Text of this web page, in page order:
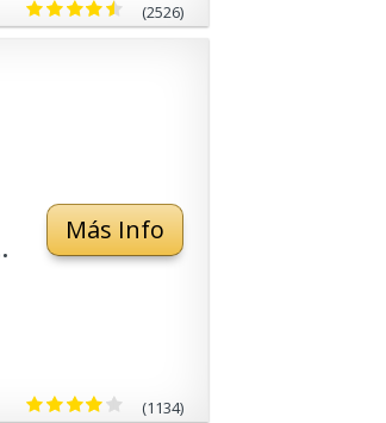
(2526)
Más Info
(1134)